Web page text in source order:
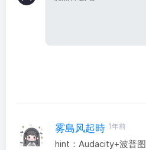
雾島风起時 1年前
hint：Audacity+波普图